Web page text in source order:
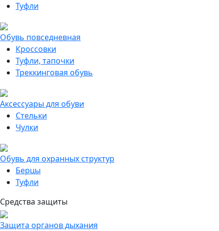
Туфли
Обувь повседневная
Кроссовки
Туфли, тапочки
Треккинговая обувь
Аксессуары для обуви
Стельки
Чулки
Обувь для охранных структур
Берцы
Туфли
Средства защиты
Защита органов дыхания